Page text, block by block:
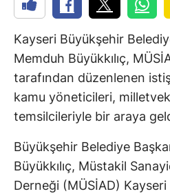
Kayseri Büyükşehir
Memduh Büyükkılıç,
tarafından düzenlenen
kamu yöneticileri,
temsilcileriyle bir araya
Büyükşehir Belediye
Büyükkılıç, Müstakil
Derneği (MÜSİAD)